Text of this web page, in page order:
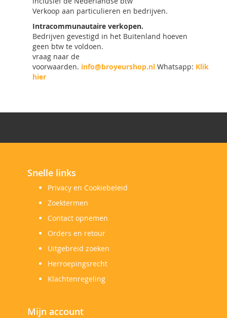
Verkoop aan particulieren en bedrijven.
Intracommunautaire verkopen.
Bedrijven gevestigd in het Buitenland hoeven
geen btw te voldoen.
vraag naar de
voorwaarden. info@broyeurshop.nl Whatsapp: Klik
hier
Snelle links
Privacy en Cookiebeleid
Zoektermen
Contact opnemen
Orders en retour
Uitgebreid zoeken
Herroepingsrecht
Klachtenregeling
Mijn account